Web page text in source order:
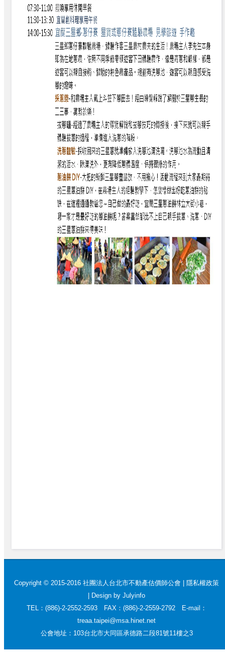
Copyright © 2015-2016 社團法人台北市不動產估價師公會 | 隱私權政策
Design by Julyinfo
TEL：(886)-2-2552-2593 FAX：(886)-2-2559-2792 E-mail：
treaa.taipei@msa.hinet.net
公會地址：103台北市大同區承德路二段81號11樓之3